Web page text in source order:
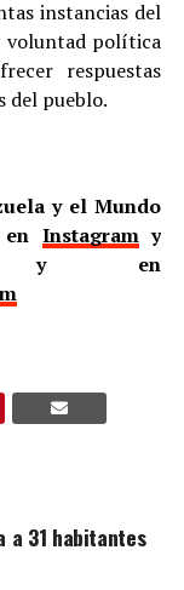
instancias del
voluntad política
respuestas
del pueblo.
y el Mundo
Instagramy
en
a 31 habitantes